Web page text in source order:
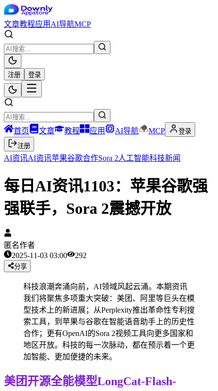
文章教程应用 AI导航MCP
注册 登录
首页 文章 教程 应用 AI导航 MCP
登录
注册
AI资讯AI资讯苹果谷歌合作Sora 2人工智能科技新闻
每日AI资讯1103：苹果谷歌强
强联手，Sora 2震撼开放
匿名作者
2025-11-03 03:00
292
分享
科技浪潮奔涌向前，AI领域风起云涌。本期资讯
我们将聚焦多项重大突破：美团、阿里等巨头在模
型技术上的新进展；从Perplexity推出革命性专利搜
索工具，到苹果与谷歌在智能语音助手上的历史性
合作；更有OpenAI的Sora 2视频工具向更多国家和
地区开放。科技的每一次脉动，都在预示着一个更
加智能、更加便捷的未来。
美团开源全能模型LongCat-Flash-